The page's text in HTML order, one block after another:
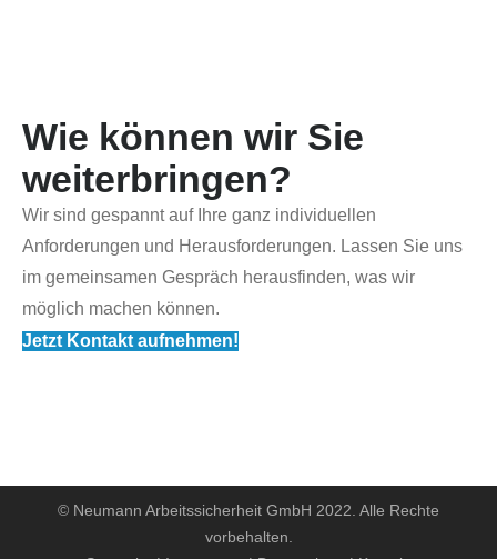
Wie können wir Sie
weiterbringen?
Wir sind gespannt auf Ihre ganz individuellen
Anforderungen und Herausforderungen. Lassen Sie uns
im gemeinsamen Gespräch herausfinden, was wir
möglich machen können.
Jetzt Kontakt aufnehmen!
© Neumann Arbeitssicherheit GmbH 2022. Alle Rechte
vorbehalten.